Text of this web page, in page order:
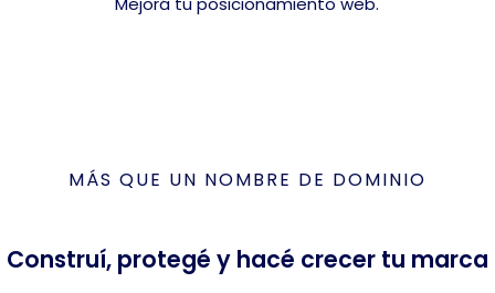
MÁS QUE UN NOMBRE DE DOMINIO
Construí, protegé y hacé crecer tu marca